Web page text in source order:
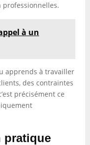
professionnelles.
à un
apprends à travailler
des contraintes
précisément ce
pratique